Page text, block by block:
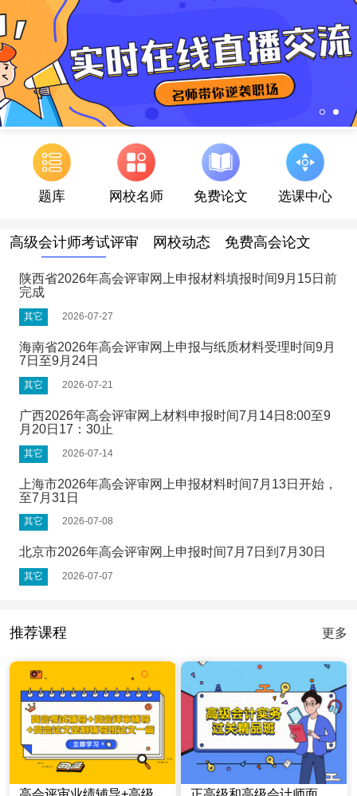
题库 网校名师 免费论文 选课中心
高级会计师考试评审 网校动态 免费高会论文
陕西省2026年高会评审网上申报材料填报时间9月15日前
完成
其它 2026-07-27
海南省2026年高会评审网上申报与纸质材料受理时间9月
7日至9月24日
其它 2026-07-21
广西2026年高会评审网上材料申报时间7月14日8:00至9
月20日17：30止
其它 2026-07-14
上海市2026年高会评审网上申报材料时间7月13日开始，
至7月31日
其它 2026-07-08
北京市2026年高会评审网上申报时间7月7日到7月30日
其它 2026-07-07
推荐课程 更多